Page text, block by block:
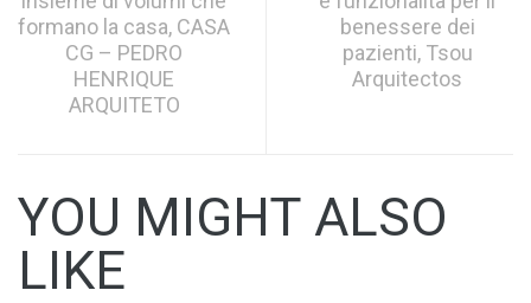
formano la casa, CASA
CG – PEDRO
HENRIQUE
ARQUITETO
benessere dei
pazienti, Tsou
Arquitectos
YOU MIGHT ALSO
LIKE